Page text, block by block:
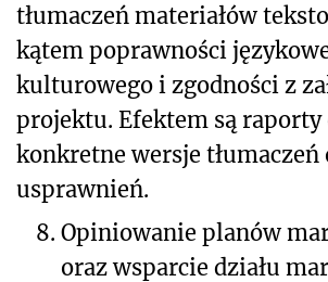
tłumaczeń materiałów
kątem poprawności
kulturowego i zgodności z
projektu. Efektem są
konkretne wersje tłumaczeń
usprawnień.
8. Opiniowanie planów
oraz wsparcie działu